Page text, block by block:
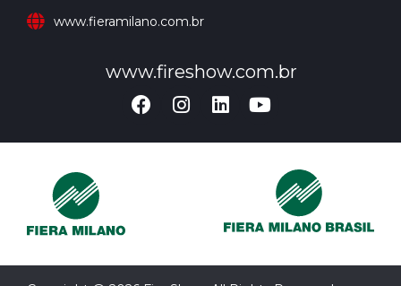
www.fieramilano.com.br
www.fireshow.com.br